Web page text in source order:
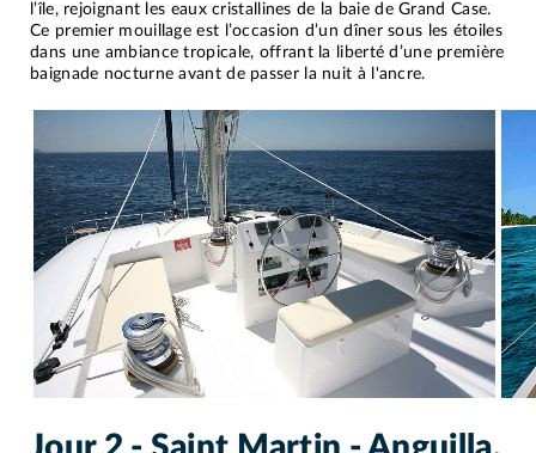
l’île, rejoignant les eaux cristallines de la baie de Grand Case.
Ce premier mouillage est l’occasion d’un dîner sous les étoiles
dans une ambiance tropicale, offrant la liberté d’une première
baignade nocturne avant de passer la nuit à l'ancre.